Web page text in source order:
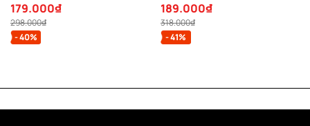
179.000₫
298.000₫
- 40%
189.000₫
318.000₫
- 41%